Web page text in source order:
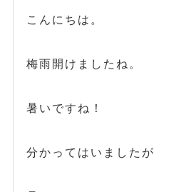
こんにちは。
梅雨開けましたね。
暑いですね！
分かってはいましたが